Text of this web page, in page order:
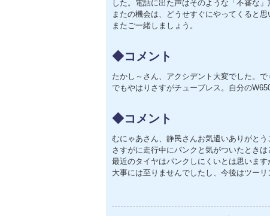
した。電話に出た声はそのような「不審な」
またの機会は、どうせすぐにやってくると思
またご一緒しましょう。
◆コメント
たかし～さん、アクシデント大変でした。で
でもやはりさすがチューブレス。自分の
◆コメント
むにゃあさん、静民さんお気遣いありがとう
さすがに走行中にパンクと気がついたとき
最近のタイヤはパンクしにくいとは思います
大事には至りませんでしたし、今後はツー